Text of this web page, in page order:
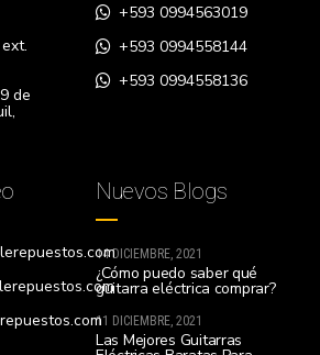
de
+593 0994563019
+593 0994558144
+593 0994558136
Nuevos Blogs
14 DICIEMBRE, 2021
¿Cómo puedo saber qué
guitarra eléctrica comprar?
11 DICIEMBRE, 2021
Las Mejores Guitarras